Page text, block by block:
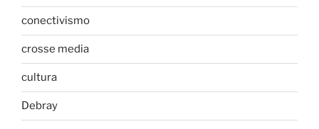
conectivismo
crosse media
cultura
Debray